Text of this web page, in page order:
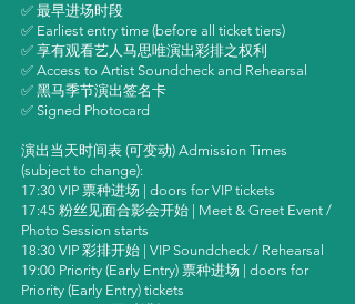
✅ 最早进场时段
✅ Earliest entry time (before all ticket tiers)
✅ 享有观看艺人马思唯演出彩排之权利
✅ Access to Artist Soundcheck and Rehearsal
✅ 黑马季节演出签名卡
✅ Signed Photocard
演出当天时间表 (可变动) Admission Times
(subject to change):
17:30 VIP 票种进场 | doors for VIP tickets
17:45 粉丝见面合影会开始 | Meet & Greet Event /
Photo Session starts
18:30 VIP 彩排开始 | VIP Soundcheck / Rehearsal
19:00 Priority (Early Entry) 票种进场 | doors for
Priority (Early Entry) tickets